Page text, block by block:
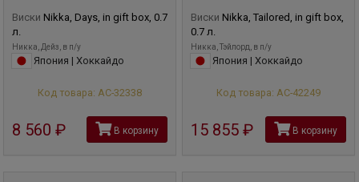
Виски Nikka, Days, in gift box, 0.7
л.
Никка, Дейз, в п/у
Япония | Хоккайдо
Код товара: АС-32338
8 560 руб В корзину
Виски Nikka, Tailored, in gift box,
0.7 л.
Никка, Тэйлорд, в п/у
Япония | Хоккайдо
Код товара: АС-42249
15 855 рубВ корзину